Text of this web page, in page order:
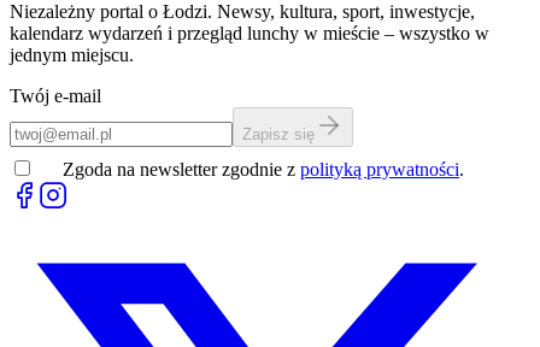
Niezależny portal o Łodzi. Newsy, kultura, sport, inwestycje,
kalendarz wydarzeń i przegląd lunchy w mieście – wszystko w
jednym miejscu.
Twój e-mail
Zapisz się
Zgoda na newsletter zgodnie z polityką prywatności.